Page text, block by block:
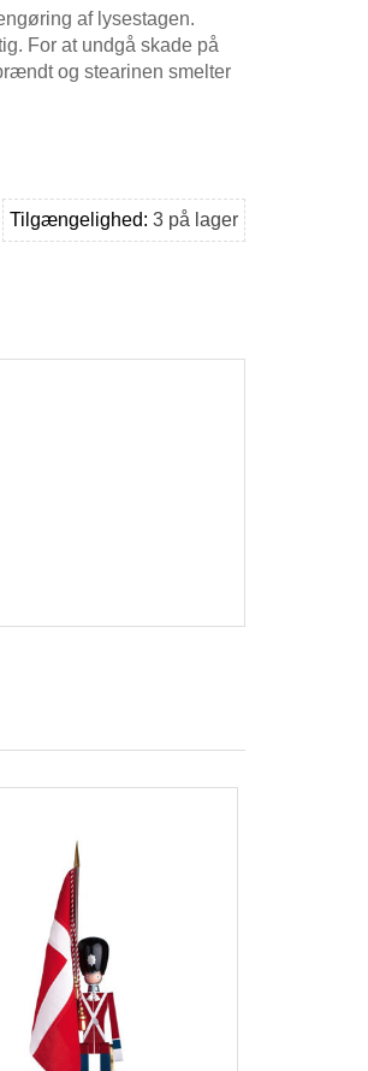
af lysestagen.
For at undgå skade på
og stearinen smelter
Tilgængelighed: 3 på lager